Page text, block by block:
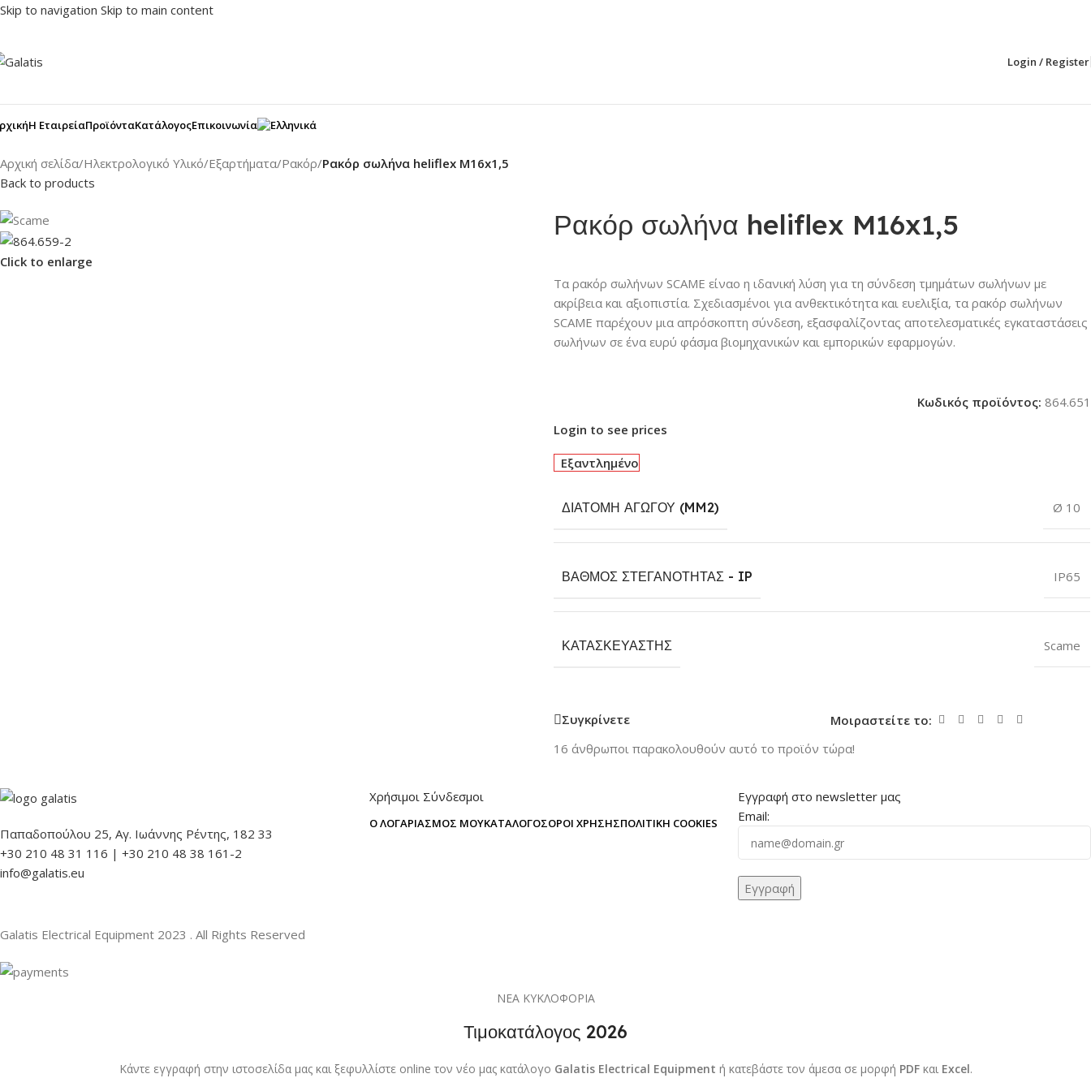
Skip to navigation Skip to main content
Login / Register
Η ΕταιρείαΠροϊόνταΚατάλογοςΕπικοινωνία
Αρχική σελίδα/Ηλεκτρολογικό Υλικό/Εξαρτήματα/Ρακόρ/Ρακόρ σωλήνα heliflex M16x1,5
Back to products
Click to enlarge
Ρακόρ σωλήνα heliflex M16x1,5
Τα ρακόρ σωλήνων SCAME είναο η ιδανική λύση για τη σύνδεση τμημάτων σωλήνων με
ακρίβεια και αξιοπιστία. Σχεδιασμένοι για ανθεκτικότητα και ευελιξία, τα ρακόρ σωλήνων
SCAME παρέχουν μια απρόσκοπτη σύνδεση, εξασφαλίζοντας αποτελεσματικές εγκαταστάσεις
σωλήνων σε ένα ευρύ φάσμα βιομηχανικών και εμπορικών εφαρμογών.
Κωδικός προϊόντος: 864.651
Login to see prices
Εξαντλημένο
ΔΙΑΤΟΜΉ ΑΓΩΓΟΎ (MM2) Ø 10
ΒΑΘΜΌΣ ΣΤΕΓΑΝΌΤΗΤΑΣ - IP IP65
ΚΑΤΑΣΚΕΥΑΣΤΉΣ Scame
Συγκρίνετε
Μοιραστείτε το:
16 άνθρωποι παρακολουθούν αυτό το προϊόν τώρα!
Παπαδοπούλου 25, Αγ. Ιωάννης Ρέντης, 182 33
+30 210 48 31 116 | +30 210 48 38 161-2
info@galatis.eu
Χρήσιμοι Σύνδεσμοι
Ο ΛΟΓΑΡΙΑΣΜΌΣ ΜΟΥΚΑΤΆΛΟΓΟΣΌΡΟΙ ΧΡΉΣΗΣΠΟΛΙΤΙΚΉ COOKIES
Εγγραφή στο newsletter μας
Email:
Galatis Electrical Equipment 2023 . All Rights Reserved
ΝΕΑ ΚΥΚΛΟΦΟΡΙΑ
Τιμοκατάλογος 2026
Κάντε εγγραφή στην ιστοσελίδα μας και ξεφυλλίστε online τον νέο μας κατάλογο Galatis Electrical Equipment ή κατεβάστε τον άμεσα σε μορφή PDFκαι Excel.